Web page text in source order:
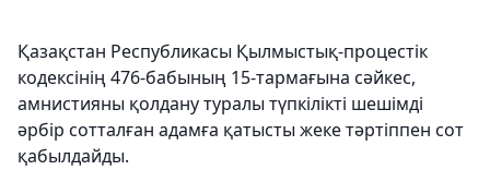
Қазақстан Республикасы Қылмыстық-процестік
кодексінің 476-бабының 15-тармағына сәйкес,
амнистияны қолдану туралы түпкілікті шешімді
әрбір сотталған адамға қатысты жеке тәртіппен сот
қабылдайды.